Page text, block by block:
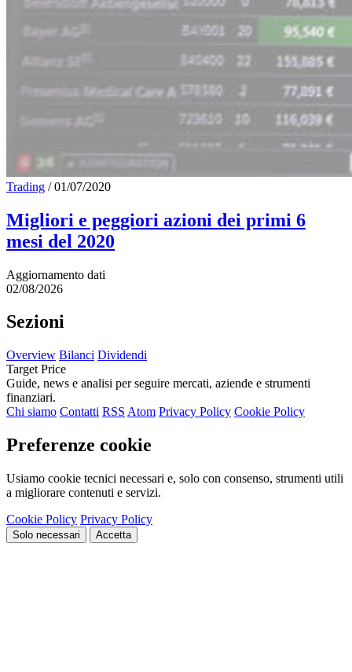
Trading / 01/07/2020
Migliori e peggiori azioni dei primi 6
mesi del 2020
Aggiornamento dati
02/08/2026
Sezioni
Overview Bilanci Dividendi
Target Price
Guide, news e analisi per seguire mercati, aziende e strumenti
finanziari.
Chi siamo Contatti RSS Atom Privacy Policy Cookie Policy
Preferenze cookie
Usiamo cookie tecnici necessari e, solo con consenso, strumenti utili
a migliorare contenuti e servizi.
Cookie Policy Privacy Policy
Solo necessari Accetta